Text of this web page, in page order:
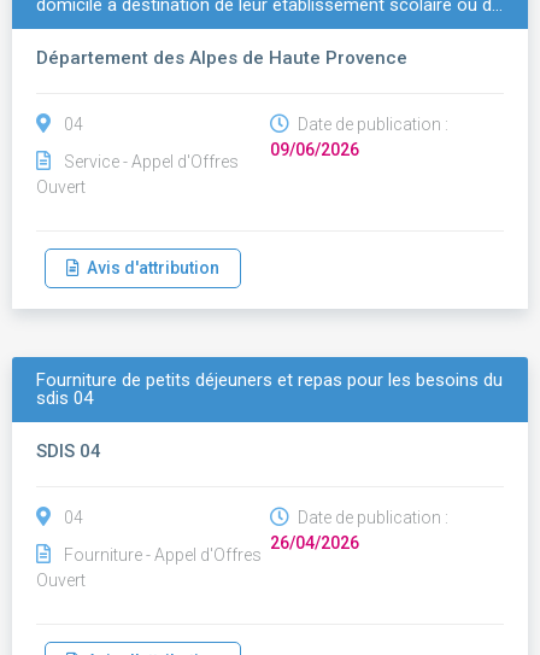
domicile à destination de leur établissement scolaire ou d…
Département des Alpes de Haute Provence
04
Service - Appel d'Offres
Ouvert
Date de publication :
09/06/2026
Avis d'attribution
Fourniture de petits déjeuners et repas pour les besoins du
sdis 04
SDIS 04
04
Fourniture - Appel d'Offres
Ouvert
Date de publication :
26/04/2026